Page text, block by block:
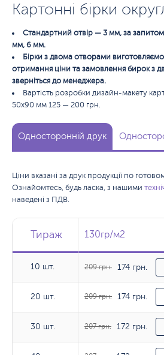
Картонні бірки
Стандартний отвір — 3 мм, за
мм, 6 мм.
Бірки з двома отворами
отримання ціни та замовлення бирок з
зверніться до менеджера.
Вартість розробки дизайн-макету
50х90 мм 125 — 200 грн.
Односторонній друк
Ціни вказані за друк продукції по
Ознайомтесь, будь ласка, з нашими
наведені з ПДВ.
Тираж
10 шт.
20 шт.
30 шт.
Тираж 130гр/м2
Тираж 130гр/м2
10 шт. 209 грн. 174 грн.
20 шт. 209 грн. 174 грн.
30 шт. 207 грн. 172 грн.